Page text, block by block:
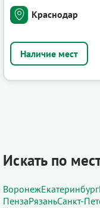
Краснодар
Искать по
ВоронежЕкатеринбург
ПензаРязаньСанкт-